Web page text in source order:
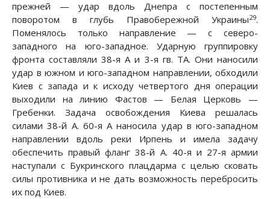
прежней — удар вдоль Днепра с постепенным
поворотом в глубь Правобережной Украины29.
Поменялось только направление — с северо-
западного на юго-западное. Ударную группировку
фронта составляли 38-я А и 3-я гв. ТА. Они наносили
удар в южном и юго-западном направлении, обходили
Киев с запада и к исходу четвертого дня операции
выходили на линию Фастов — Белая Церковь —
Гребенки. Задача освобождения Киева решалась
силами 38-й А. 60-я А наносила удар в юго-западном
направлении вдоль реки Ирпень и имела задачу
обеспечить правый фланг 38-й А. 40-я и 27-я армии
наступали с Букринского плацдарма с целью сковать
силы противника и не дать возможность перебросить
их под Киев.